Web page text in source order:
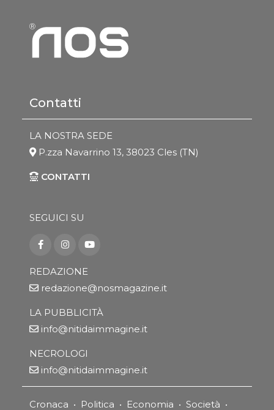
Contatti
LA NOSTRA SEDE
P.zza Navarrino 13, 38023 Cles (TN)
CONTATTI
SEGUICI SU
REDAZIONE
redazione@nosmagazine.it
LA PUBBLICITÀ
info@nitidaimmagine.it
NECROLOGI
info@nitidaimmagine.it
Cronaca • Politica • Economia • Società •